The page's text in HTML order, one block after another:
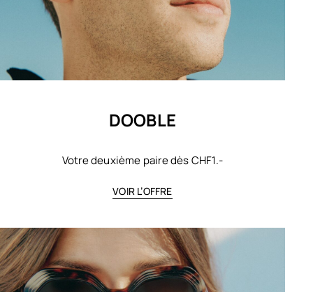
DOOBLE
Votre deuxième paire dès CHF1.-
VOIR L’OFFRE